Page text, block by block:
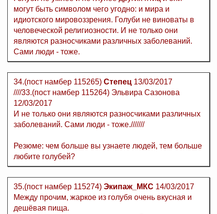
могут быть символом чего угодно: и мира и
идиотского мировоззрения. Голуби не виноваты в
человеческой религиозности. И не только они
являются разносчиками различных заболеваний.
Сами люди - тоже.
34.(пост намбер 115265) Степец 13/03/2017
////33.(пост намбер 115264) Эльвира Сазонова
12/03/2017
И не только они являются разносчиками различных
заболеваний. Сами люди - тоже.///////
Резюме: чем больше вы узнаете людей, тем больше
любите голубей?
35.(пост намбер 115274) Экипаж_МКС 14/03/2017
Между прочим, жаркое из голубя очень вкусная и
дешёвая пища.